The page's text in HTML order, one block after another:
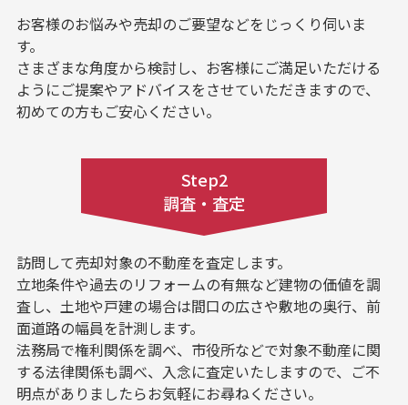
お客様のお悩みや売却のご要望などをじっくり伺いま
す。
さまざまな角度から検討し、お客様にご満足いただける
ようにご提案やアドバイスをさせていただきますので、
初めての方もご安心ください。
Step2
調査・査定
訪問して売却対象の不動産を査定します。
立地条件や過去のリフォームの有無など建物の価値を調
査し、土地や戸建の場合は間口の広さや敷地の奥行、前
面道路の幅員を計測します。
法務局で権利関係を調べ、市役所などで対象不動産に関
する法律関係も調べ、入念に査定いたしますので、ご不
明点がありましたらお気軽にお尋ねください。